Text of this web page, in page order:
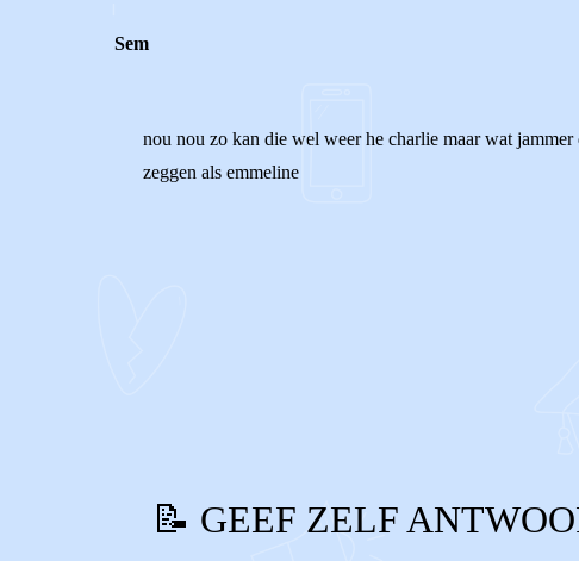
Sem
nou nou zo kan die wel weer he charlie maar wat
zeggen als emmeline
📝 GEEF ZELF